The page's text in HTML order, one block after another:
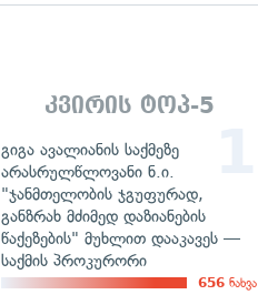
კვირის ტოპ-5
გიგა ავალიანის საქმეზე
არასრულწლოვანი ნ.ი.
"ჯანმთელობის ჯგუფურად,
განზრახ მძიმედ დაზიანების
წაქეზების" მუხლით დააკავეს —
საქმის პროკურორი
656 ნახვა